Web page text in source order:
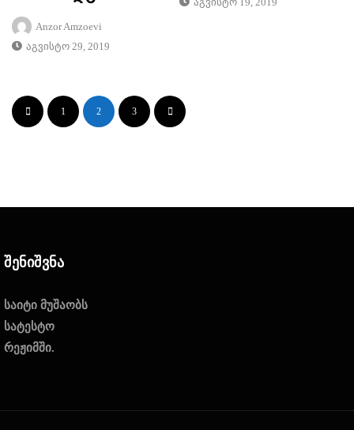
Anzor Amzoevi
Აგვისტო 29, 2019
1 2 3
Შენიშვნა
საიტი მუშაობს
სატესტო
რეჟიმში.